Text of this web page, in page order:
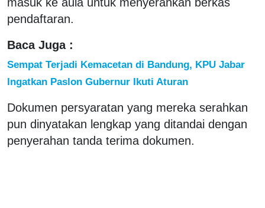
pendaftaran.
Baca Juga :
Sempat Terjadi Kemacetan di Bandung, KPU Jabar
Ingatkan Paslon Gubernur Ikuti Aturan
Dokumen persyaratan yang mereka serahkan
pun dinyatakan lengkap yang ditandai dengan
penyerahan tanda terima dokumen.